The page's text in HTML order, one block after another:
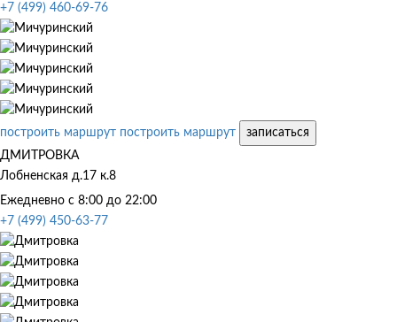
+7 (499) 460-69-76
построить маршрут построить маршрут
записаться
ДМИТРОВКА
Лобненская д.17 к.8
Ежедневно с 8:00 до 22:00
+7 (499) 450-63-77